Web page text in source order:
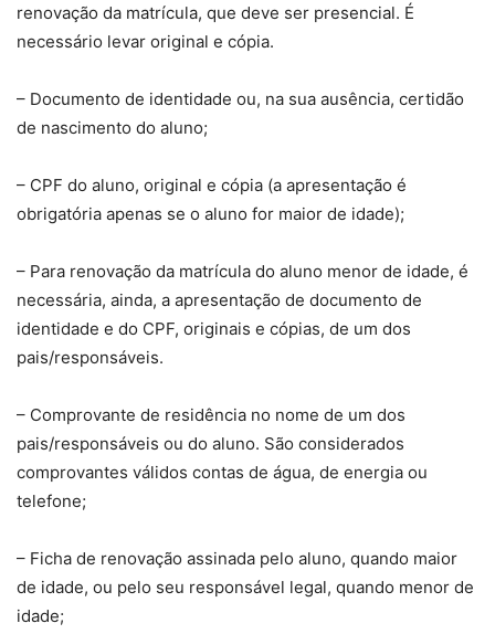
renovação da matrícula, que deve ser presencial. É
necessário levar original e cópia.
– Documento de identidade ou, na sua ausência, certidão
de nascimento do aluno;
– CPF do aluno, original e cópia (a apresentação é
obrigatória apenas se o aluno for maior de idade);
– Para renovação da matrícula do aluno menor de idade, é
necessária, ainda, a apresentação de documento de
identidade e do CPF, originais e cópias, de um dos
pais/responsáveis.
– Comprovante de residência no nome de um dos
pais/responsáveis ou do aluno. São considerados
comprovantes válidos contas de água, de energia ou
telefone;
– Ficha de renovação assinada pelo aluno, quando maior
de idade, ou pelo seu responsável legal, quando menor de
idade;